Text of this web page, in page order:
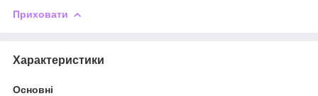
Приховати
Характеристики
Основні